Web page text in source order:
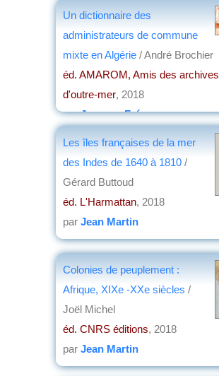
Un dictionnaire des
administrateurs de commune
mixte en Algérie / André Brochier
éd. AMAROM, Amis des archives
d'outre-mer, 2018
parJacques Frémeaux
Les îles françaises de la mer
des Indes de 1640 à 1810 /
Gérard Buttoud
éd. L'Harmattan, 2018
par Jean Martin
Colonies de peuplement :
Afrique, XIXe -XXe siècles /
Joël Michel
éd. CNRS éditions, 2018
par Jean Martin